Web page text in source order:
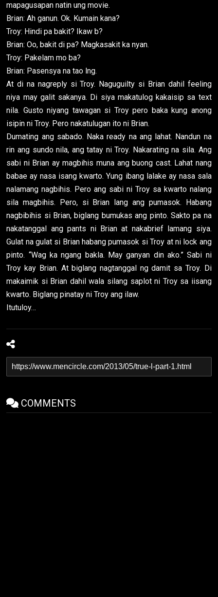
mapagusapan natin ung movie.
Brian: Ah ganun. Ok. Kumain kana?
Troy: Hindi pa bakit? Ikaw b?
Brian: Oo, bakit di pa? Magkasakit ka nyan.
Troy: Pakelam mo ba?
Brian: Pasensya na tao lng.
At di na nagreply si Troy. Naguguilty si Brian dahil feeling
niya may galit sakanya. Di siya makatulog kakaisip sa text
nila. Gusto niyang tawagan si Troy pero baka kung anong
isipin ni Troy. Pero nakatulugan ito ni Brian.
Dumating ang sabado. Naka ready na ang lahat. Nandun na
rin ang sundo nila, ang tatay ni Troy. Nakarating na sila. Ang
sabi ni Brian ay magbihis muna ang buong cast. Lahat nang
babae ay nasa isang kwarto. Yung ibang lalake ay nasa sala
nalamang nagbihis. Pero ang sabi ni Troy sa kwarto nalang
sila magbihis. Pero, si Brian lang ang pumasok. Habang
nagbibihis si Brian, biglang bumukas ang pinto. Sakto pa na
nakatanggal ang pants ni Brian at nakabrief lamang siya.
Gulat na gulat si Brian habang pumasok si Troy at ni lock ang
pinto. “Wag ka ngang bakla. May ganyan din ako.” Sabi ni
Troy kay Brian. At biglang nagtanggal ng damit sa Troy. Di
makaimik si Brian dahil wala silang saplot ni Troy sa iisang
kwarto. Biglang pinatay ni Troy ang ilaw.
Itutuloy…
COMMENTS